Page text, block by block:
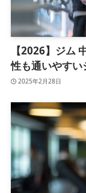
【2026】ジム
性も通いやすい
2025年2月28日